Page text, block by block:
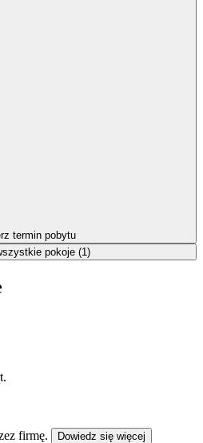
termin pobytu
pokoje (1)
firmę.
Dowiedz się więcej